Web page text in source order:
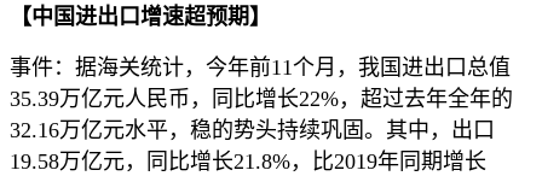
【中国进出口增速超预期】
事件：据海关统计，今年前11个月，我国进出口总值
35.39万亿元人民币，同比增长22%，超过去年全年的
32.16万亿元水平，稳的势头持续巩固。其中，出口
19.58万亿元，同比增长21.8%，比2019年同期增长